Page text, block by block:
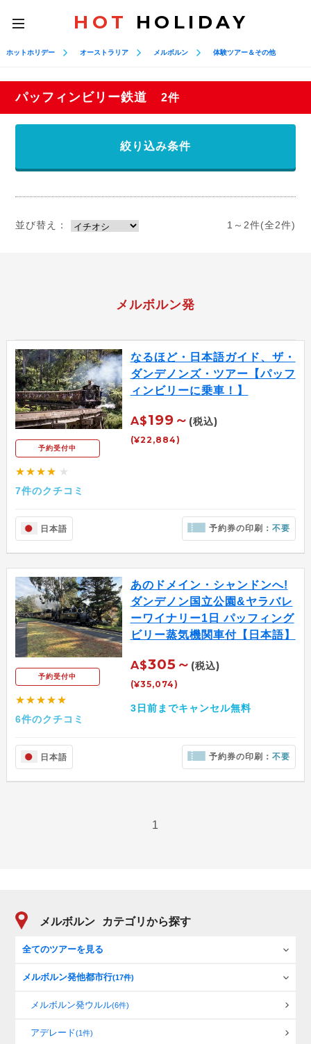
toggle
navigation
HOT HOLIDAY
ホットホリデー オーストラリア メルボルン 体験ツアー＆その他
パッフィンビリー鉄道 2件
絞り込み条件
並び替え： 1～2件(全2件)
メルボルン発
予約受付中
★★★★ ★
7件のクチコミ
なるほど・日本語ガイド、ザ・
ダンデノンズ・ツアー【パッフ
ィンビリーに乗車！】
A$199～ (税込)
(¥22,884)
日本語 予約券の印刷：不要
予約受付中
★★★★★
6件のクチコミ
あのドメイン・シャンドンへ!
ダンデノン国立公園&ヤラバレ
ーワイナリー1日 パッフィング
ビリー蒸気機関車付【日本語】
A$305～ (税込)
(¥35,074)
3日前までキャンセル無料
日本語 予約券の印刷：不要
1
メルボルン カテゴリから探す
全てのツアーを見る
メルボルン発他都市行(17件)
メルボルン発ウルル(6件)
アデレード(1件)